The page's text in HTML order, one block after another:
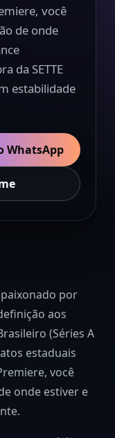
você
de onde
da SETTE
estabilidade
WhatsApp
por
aos
(Séries A
estaduais
você
onde estiver e